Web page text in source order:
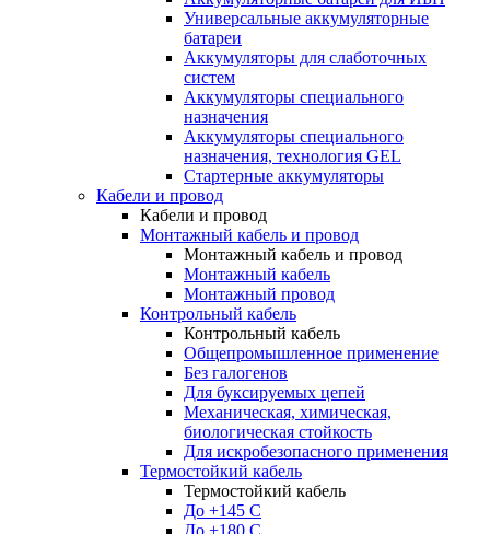
Универсальные аккумуляторные
батареи
Аккумуляторы для слаботочных
систем
Аккумуляторы специального
назначения
Аккумуляторы специального
назначения, технология GEL
Стартерные аккумуляторы
Кабели и провод
Кабели и провод
Монтажный кабель и провод
Монтажный кабель и провод
Монтажный кабель
Монтажный провод
Контрольный кабель
Контрольный кабель
Общепромышленное применение
Без галогенов
Для буксируемых цепей
Механическая, химическая,
биологическая стойкость
Для искробезопасного применения
Термостойкий кабель
Термостойкий кабель
До +145 С
До +180 C